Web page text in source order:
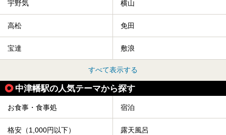
宇野気 横山
高松 免田
宝達 敷浪
すべて表示する
中津幡駅の人気テーマから探す
お食事・食事処 宿泊
格安（1,000円以下） 露天風呂